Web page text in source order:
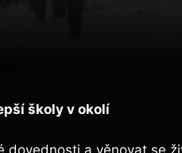
školy v okolí
dovednosti a věnovat se